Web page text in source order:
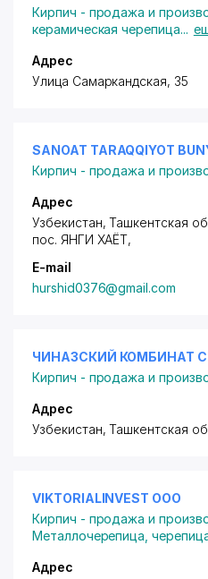
Кирпич - продажа и
керамическая черепица...
Адрес
Улица Самаркандская, 35
SANOAT TARAQQIYOT
Кирпич - продажа и
Адрес
Узбекистан, Ташкентская
пос. ЯНГИ ХАЁТ,
E-mail
hurshid0376@gmail.com
ЧИНАЗСКИЙ КОМБИНАТ
Кирпич - продажа и
Адрес
Узбекистан, Ташкентская
VIKTORIALINVEST ООО
Кирпич - продажа и
Металлочерепица,
Адрес